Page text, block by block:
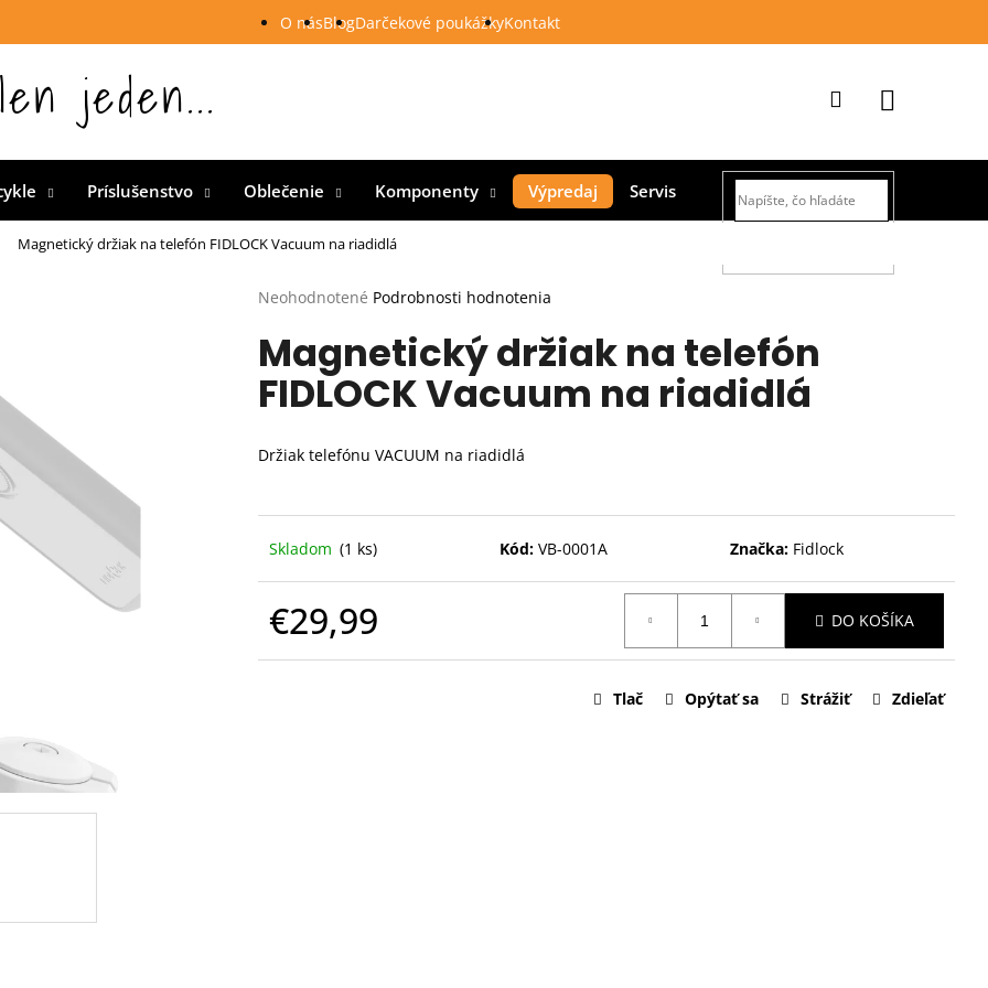
O násBlogDarčekové poukážkyKontakt
jeden...
Príslušenstvo Oblečenie Komponenty Výpredaj Servis
Prihlásenie
košík
Magnetický držiak na telefón FIDLOCK Vacuum na riadidlá
Priemerné
produktu
je
0,0
Neohodnotené Podrobnosti hodnotenia
Magnetický držiak na telefón
FIDLOCK Vacuum na riadidlá
Držiak telefónu VACUUM na riadidlá
Skladom (1 ks) Kód: VB-0001A Značka: Fidlock
€29,99 DO KOŠÍKA
Tlač Opýtať sa Strážiť Zdieľať